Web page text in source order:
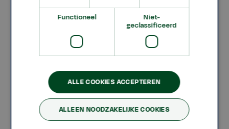
Administratie
info.vm.almere@aeres.nl
Roostering
rooster.almere@aeres.nl
Functioneel
Niet-
geclassificeerd
ALLE COOKIES ACCEPTEREN
ALLEEN NOODZAKELIJKE COOKIES